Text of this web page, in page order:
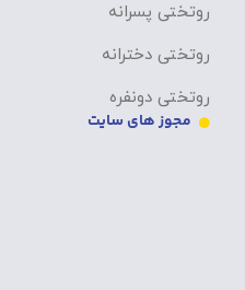
روتختی پسرانه
روتختی دخترانه
روتختی دونفره
مجوز های سایت